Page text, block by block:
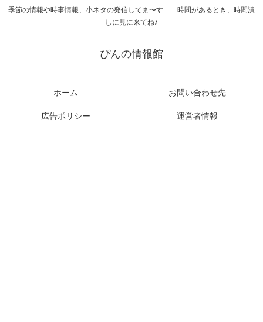
季節の情報や時事情報、小ネタの発信してま〜す 時間があるとき、時間潰
しに見に来てね♪
ぴんの情報館
ホーム お問い合わせ先
広告ポリシー 運営者情報